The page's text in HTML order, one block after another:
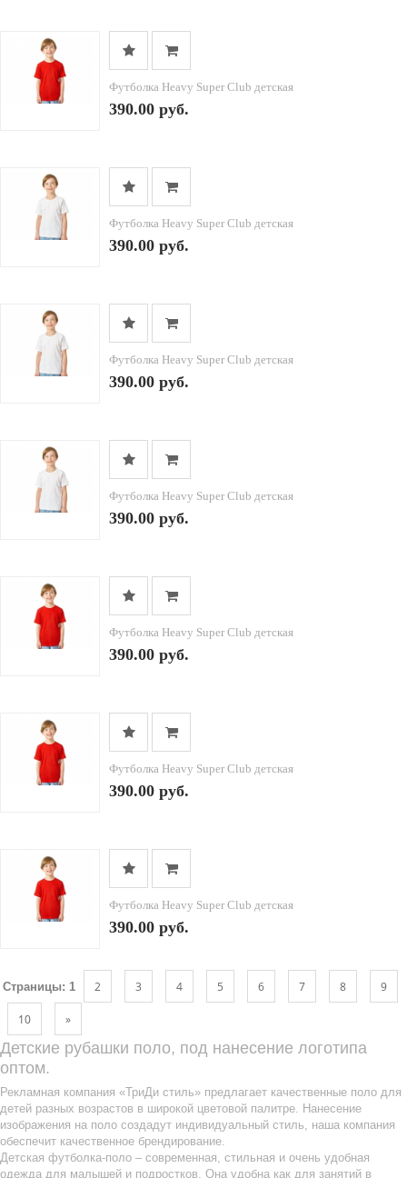
Футболка Heavy Super Club детская
390.00 руб.
Футболка Heavy Super Club детская
390.00 руб.
Футболка Heavy Super Club детская
390.00 руб.
Футболка Heavy Super Club детская
390.00 руб.
Футболка Heavy Super Club детская
390.00 руб.
Футболка Heavy Super Club детская
390.00 руб.
Футболка Heavy Super Club детская
390.00 руб.
Страницы: 1 2 3 4 5 6 7 8 9
10 »
Детские рубашки поло, под нанесение логотипа
оптом.
Рекламная компания «ТриДи стиль» предлагает качественные поло для
детей разных возрастов в широкой цветовой палитре. Нанесение
изображения на поло создадут индивидуальный стиль, наша компания
обеспечит качественное брендирование.
Детская футболка-поло – современная, стильная и очень удобная
одежда для малышей и подростков. Она удобна как для занятий в